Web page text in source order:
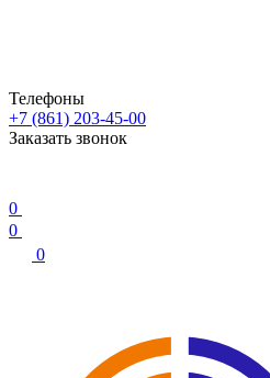
Телефоны
+7 (861) 203-45-00
Заказать звонок
0
0
0